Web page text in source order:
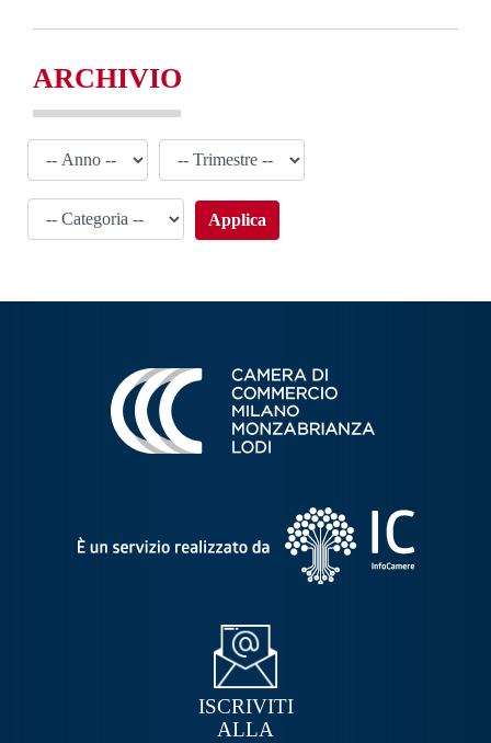
ARCHIVIO
Applica
ISCRIVITI
ALLA